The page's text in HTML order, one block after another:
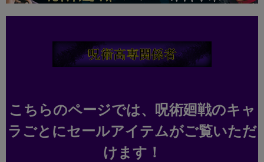
こちらのページでは、呪術廻戦のキャ
ラごとにセールアイテムがご覧いただ
けます！